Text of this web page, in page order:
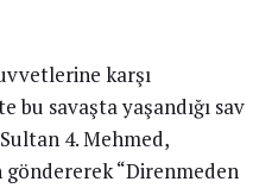
karşı
bu savaşta yaşandığı sav
4. Mehmed,
göndererek “Direnmeden